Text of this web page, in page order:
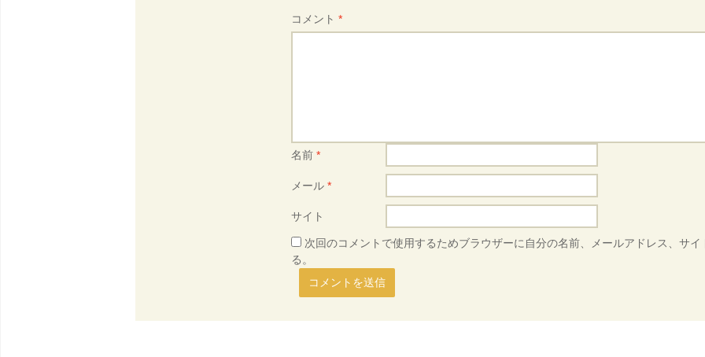
コメント *
名前 *
メール *
サイト
次回のコメントで使用するためブラウザーに自分の名前、メールアドレス、サイ
る。